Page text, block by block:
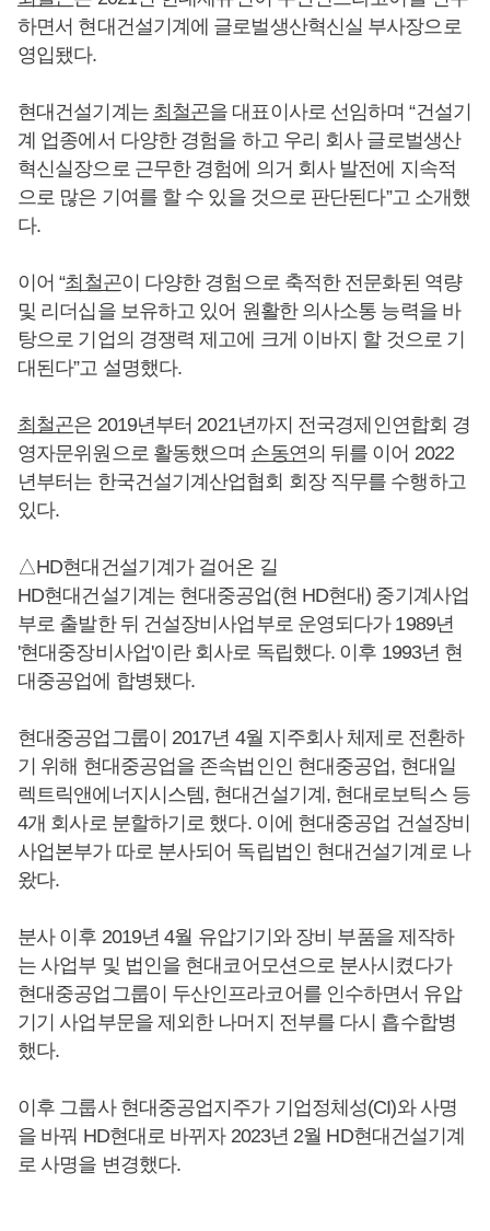
하면서 현대건설기계에 글로벌생산혁신실 부사장으로
영입됐다.
현대건설기계는 최철곤을 대표이사로 선임하며 “건설기
계 업종에서 다양한 경험을 하고 우리 회사 글로벌생산
혁신실장으로 근무한 경험에 의거 회사 발전에 지속적
으로 많은 기여를 할 수 있을 것으로 판단된다”고 소개했
다.
이어 “최철곤이 다양한 경험으로 축적한 전문화된 역량
및 리더십을 보유하고 있어 원활한 의사소통 능력을 바
탕으로 기업의 경쟁력 제고에 크게 이바지 할 것으로 기
대된다”고 설명했다.
최철곤은 2019년부터 2021년까지 전국경제인연합회 경
영자문위원으로 활동했으며 손동연의 뒤를 이어 2022
년부터는 한국건설기계산업협회 회장 직무를 수행하고
있다.
△HD현대건설기계가 걸어온 길
HD현대건설기계는 현대중공업(현 HD현대) 중기계사업
부로 출발한 뒤 건설장비사업부로 운영되다가 1989년
'현대중장비사업'이란 회사로 독립했다. 이후 1993년 현
대중공업에 합병됐다.
현대중공업그룹이 2017년 4월 지주회사 체제로 전환하
기 위해 현대중공업을 존속법인인 현대중공업, 현대일
렉트릭앤에너지시스템, 현대건설기계, 현대로보틱스 등
4개 회사로 분할하기로 했다. 이에 현대중공업 건설장비
사업본부가 따로 분사되어 독립법인 현대건설기계로 나
왔다.
분사 이후 2019년 4월 유압기기와 장비 부품을 제작하
는 사업부 및 법인을 현대코어모션으로 분사시켰다가
현대중공업그룹이 두산인프라코어를 인수하면서 유압
기기 사업부문을 제외한 나머지 전부를 다시 흡수합병
했다.
이후 그룹사 현대중공업지주가 기업정체성(CI)와 사명
을 바꿔 HD현대로 바뀌자 2023년 2월 HD현대건설기계
로 사명을 변경했다.